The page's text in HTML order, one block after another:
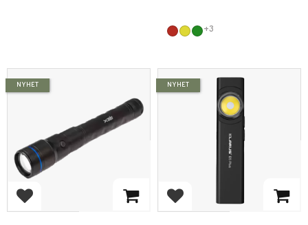
+3
Add to favorites
NYHET
Add to favorites
NYHET